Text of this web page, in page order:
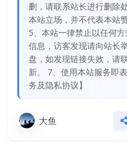
删，请联系站长进行删除
本站立场，并不代表本站
5、本站一律禁止以任何
信息，访客发现请向站长
盘，如发现链接失效，请
新。 7、使用本站服务即
务及隐私协议】
大鱼